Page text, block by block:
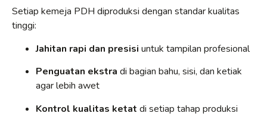
Setiap kemeja PDH diproduksi dengan standar kualitas
tinggi:
Jahitan rapi dan presisi untuk tampilan profesional
Penguatan ekstra di bagian bahu, sisi, dan ketiak
agar lebih awet
Kontrol kualitas ketat di setiap tahap produksi